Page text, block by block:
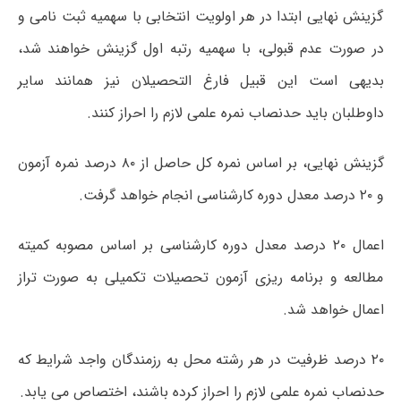
گزینش نهایی ابتدا در هر اولویت انتخابی با سهمیه ثبت نامی و
در صورت عدم قبولی، با سهمیه رتبه اول گزینش خواهند شد،
بدیهی است این قبیل فارغ التحصیلان نیز همانند سایر
داوطلبان باید حدنصاب نمره علمی لازم را احراز کنند.
گزینش نهایی، بر اساس نمره کل حاصل از ۸۰ درصد نمره آزمون
و ۲۰ درصد معدل دوره کارشناسی انجام خواهد گرفت.
اعمال ۲۰ درصد معدل دوره کارشناسی بر اساس مصوبه کمیته
مطالعه و برنامه ریزی آزمون تحصیلات تکمیلی به صورت تراز
اعمال خواهد شد.
۲۰ درصد ظرفیت در هر رشته محل به رزمندگان واجد شرایط که
حدنصاب نمره علمی لازم را احراز کرده باشند، اختصاص می یابد.